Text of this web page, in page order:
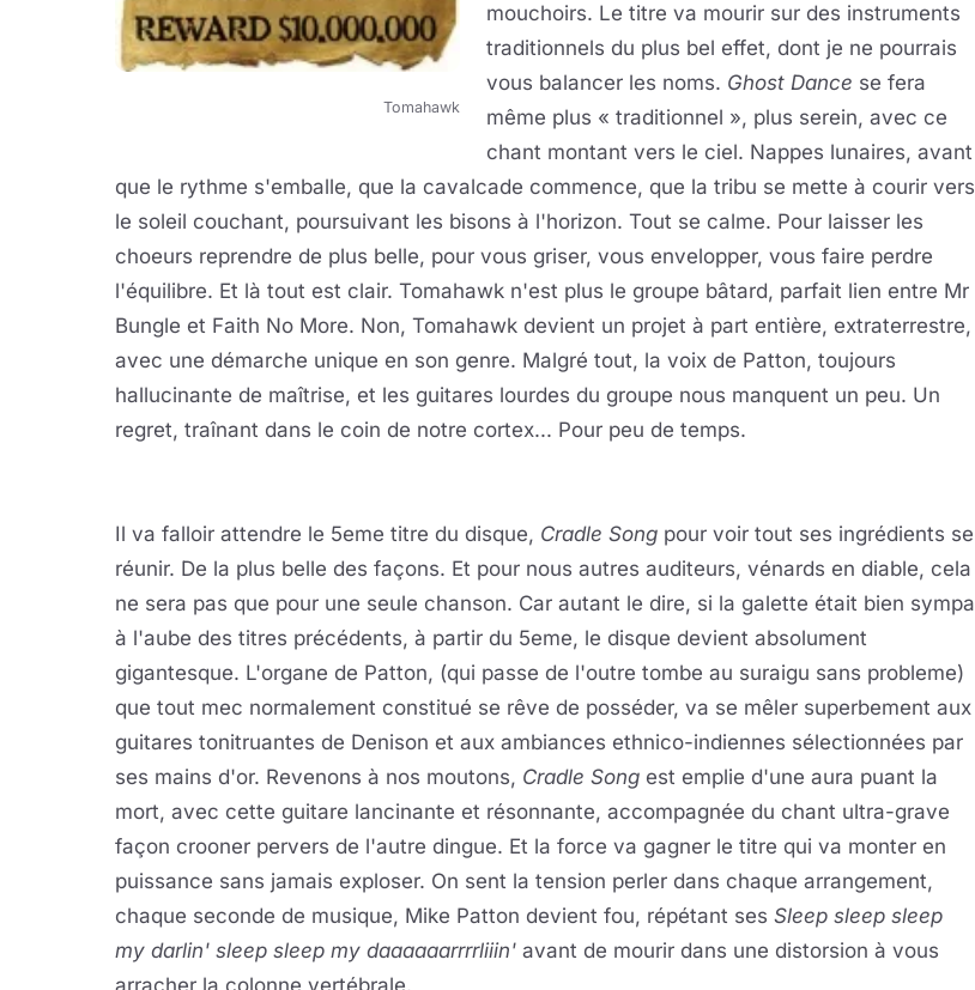
Tomahawk
mouchoirs. Le titre va mourir sur des instruments
traditionnels du plus bel effet, dont je ne pourrais
vous balancer les noms. Ghost Dance se fera
même plus « traditionnel », plus serein, avec ce
chant montant vers le ciel. Nappes lunaires, avant
que le rythme s'emballe, que la cavalcade commence, que la tribu se mette à courir vers
le soleil couchant, poursuivant les bisons à l'horizon. Tout se calme. Pour laisser les
choeurs reprendre de plus belle, pour vous griser, vous envelopper, vous faire perdre
l'équilibre. Et là tout est clair. Tomahawk n'est plus le groupe bâtard, parfait lien entre Mr
Bungle et Faith No More. Non, Tomahawk devient un projet à part entière, extraterrestre,
avec une démarche unique en son genre. Malgré tout, la voix de Patton, toujours
hallucinante de maîtrise, et les guitares lourdes du groupe nous manquent un peu. Un
regret, traînant dans le coin de notre cortex... Pour peu de temps.
Il va falloir attendre le 5eme titre du disque, Cradle Song pour voir tout ses ingrédients se
réunir. De la plus belle des façons. Et pour nous autres auditeurs, vénards en diable, cela
ne sera pas que pour une seule chanson. Car autant le dire, si la galette était bien sympa
à l'aube des titres précédents, à partir du 5eme, le disque devient absolument
gigantesque. L'organe de Patton, (qui passe de l'outre tombe au suraigu sans probleme)
que tout mec normalement constitué se rêve de posséder, va se mêler superbement aux
guitares tonitruantes de Denison et aux ambiances ethnico-indiennes sélectionnées par
ses mains d'or. Revenons à nos moutons, Cradle Song est emplie d'une aura puant la
mort, avec cette guitare lancinante et résonnante, accompagnée du chant ultra-grave
façon crooner pervers de l'autre dingue. Et la force va gagner le titre qui va monter en
puissance sans jamais exploser. On sent la tension perler dans chaque arrangement,
chaque seconde de musique, Mike Patton devient fou, répétant ses Sleep sleep sleep
my darlin' sleep sleep my daaaaaarrrrliiin' avant de mourir dans une distorsion à vous
arracher la colonne vertébrale.